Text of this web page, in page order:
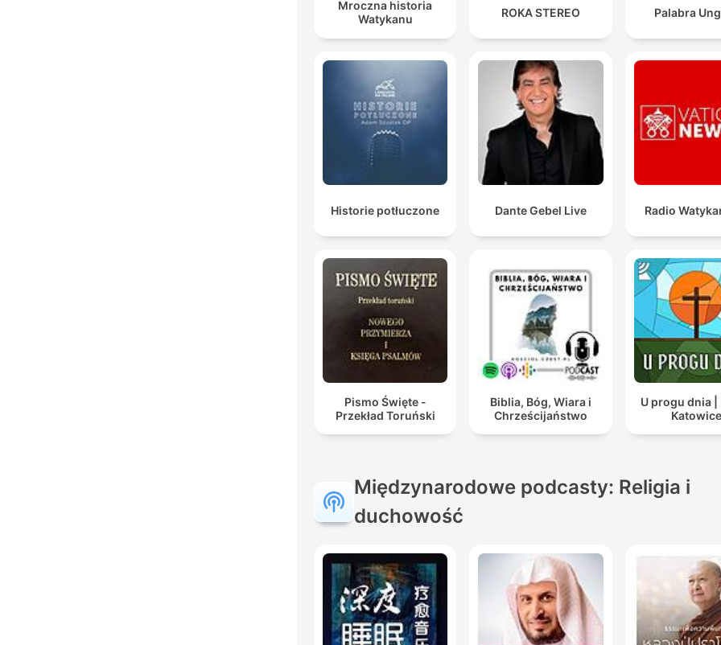
Mroczna historia
Watykanu
ROKA STEREO Palabra
Historie potłuczone Dante Gebel Live Radio
Pismo Święte -
Przekład Toruński
Biblia, Bóg, Wiara i
Chrześcijaństwo
U progu dnia |
Katowice
Międzynarodowe podcasty: Religia i
duchowość